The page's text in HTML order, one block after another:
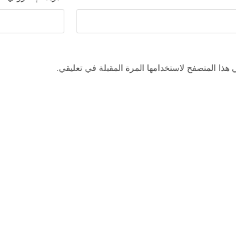
المتصفح لاستخدامها المرة المقبلة في تعليقي.